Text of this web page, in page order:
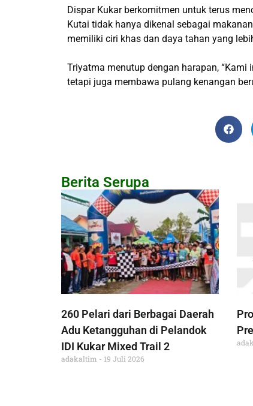
Dispar Kukar berkomitmen untuk terus
Kutai tidak hanya dikenal sebagai
memiliki ciri khas dan daya tahan yang
Triyatma menutup dengan harapan,
tetapi juga membawa pulang kenangan
Berita Serupa
260 Pelari dari Berbagai Daerah
Adu Ketangguhan di Pelandok
IDI Kukar Mixed Trail 2
adakaltim 19 Juli 2026